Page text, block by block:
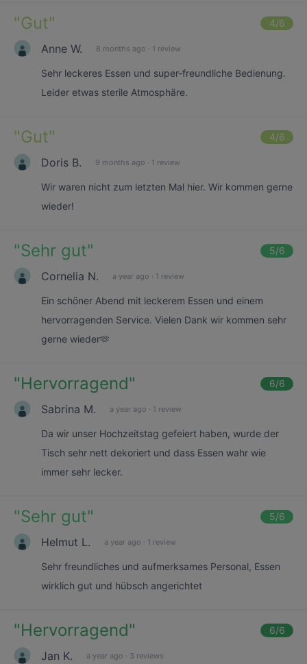
"Gut" 4/6
Anne W. 8 months ago · 1 review
Sehr leckeres Essen und super-freundliche Bedienung.
Leider etwas sterile Atmosphäre.
"Gut" 4/6
Doris B. 9 months ago · 1 review
Wir waren nicht zum letzten Mal hier. Wir kommen gerne
wieder!
"Sehr gut" 5/6
Cornelia N. a year ago · 1 review
Ein schöner Abend mit leckerem Essen und einem
hervorragenden Service. Vielen Dank wir kommen sehr
gerne wieder🫶
"Hervorragend" 6/6
Sabrina M. a year ago · 1 review
Da wir unser Hochzeitstag gefeiert haben, wurde der
Tisch sehr nett dekoriert und dass Essen wahr wie
immer sehr lecker.
"Sehr gut" 5/6
Helmut L. a year ago · 1 review
Sehr freundliches und aufmerksames Personal, Essen
wirklich gut und hübsch angerichtet
"Hervorragend" 6/6
Jan K. a year ago · 3 reviews